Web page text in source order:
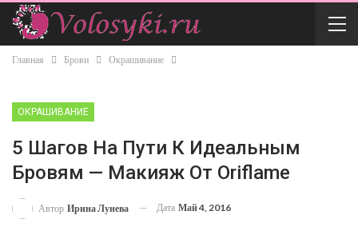
Главная Брови Окрашивание
ОКРАШИВАНИЕ
5 Шагов На Пути К Идеальным
Бровям — Макияж От Oriflame
Автор Ирина Лунева Дата Май 4, 2016